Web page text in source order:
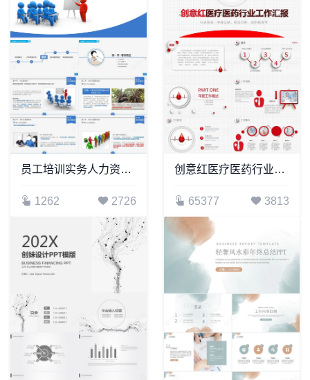
员工培训实务人力资源部内训通用PPT模板
1262 2726
创意红医疗医药行业工作汇报PPT模板
65377 3813